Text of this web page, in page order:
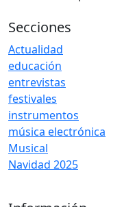
Secciones
Actualidad
educación
entrevistas
festivales
instrumentos
música electrónica
Musical
Navidad 2025